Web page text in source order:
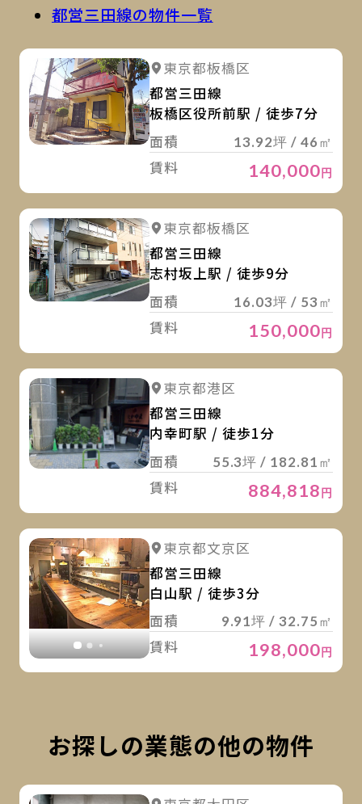
都営三田線の物件一覧
詳細を見る
東京都板橋区
都営三田線
板橋区役所前駅 / 徒歩7分
面積
13.92坪 / 46㎡
賃料 140,000円
詳細を見る
東京都板橋区
都営三田線
志村坂上駅 / 徒歩9分
面積
16.03坪 / 53㎡
賃料 150,000円
詳細を見る
東京都港区
都営三田線
内幸町駅 / 徒歩1分
面積
55.3坪 / 182.81㎡
賃料 884,818円
詳細を見る
東京都文京区
都営三田線
白山駅 / 徒歩3分
面積
9.91坪 / 32.75㎡
賃料 198,000円
お探しの業態の他の物件